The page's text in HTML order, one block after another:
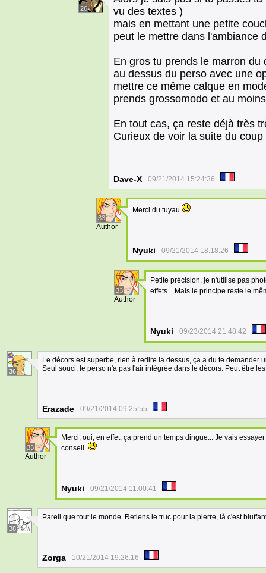
26
vu des textes )
mais en mettant une petite
peut le mettre dans l'ambiance
En gros tu prends le marron
au dessus du perso avec une
mettre ce même calque en
prends grossomodo et au
En tout cas, ça reste déjà très
Curieux de voir la suite du coup
Dave-X 09/21/2014 15:24:36
33
Author
Merci du tuyau
Nyuki 09/21/2014 18:18:26
33
Author
Petite précision, je n'utilise pas
effets... Mais le principe reste le
Nyuki 09/23/2014 21:48:42
36
Le décors est superbe, rien à redire la dessus, ça a du te demander
Seul souci, le perso n'a pas l'air intégrée dans le décors. Peut être
Erazade 09/21/2014 09:25:55
33
Author
Merci, oui, en effet, ça prend un temps dingue... Je vais
conseil.
Nyuki 09/21/2014 11:00:41
38
Pareil que tout le monde. Retiens le truc pour la pierre, là c'est
Zorga 10/21/2014 19:26:16